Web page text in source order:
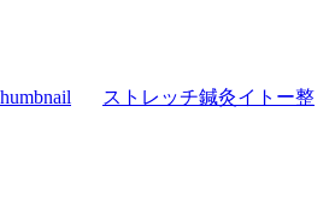
ストレッチ鍼灸イトー整